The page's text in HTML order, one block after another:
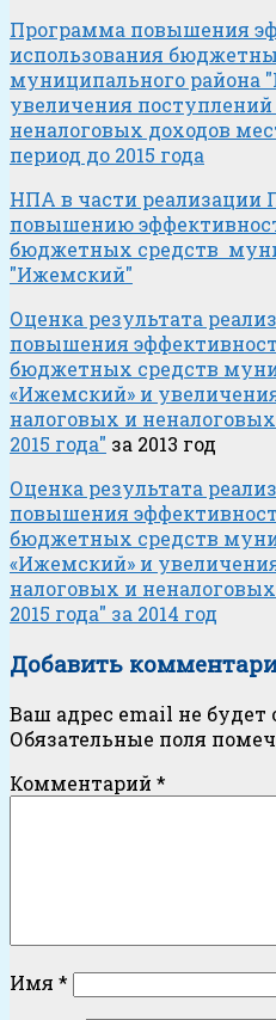
Программа повышения
использования
муниципального района
увеличения
неналоговых доходов
период до 2015 года
НПА в части реализации
повышению
бюджетных средств
"Ижемский"
Оценка результата
повышения
бюджетных средств
«Ижемский» и
налоговых и
2015 года" за 2013 год
Оценка результата
повышения
бюджетных средств
«Ижемский» и
налоговых и
2015 года" за 2014 год
Добавить
Ваш адрес email не будет
Обязательные поля
Комментарий *
Имя *